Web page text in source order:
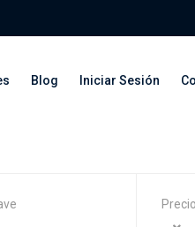
Blog Iniciar Sesión
Precio